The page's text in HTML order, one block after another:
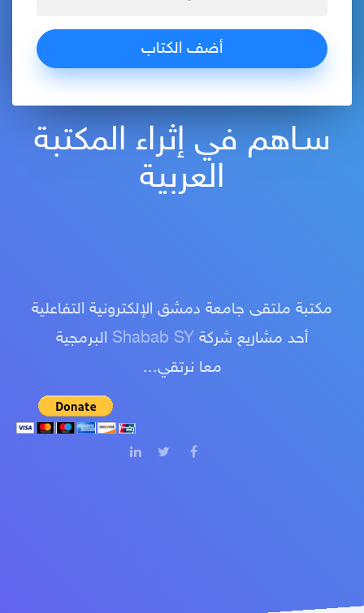
سـاهم في إثراء المكتبة
العربية
مكتبة ملتقى جامعة دمشق الإلكترونية التفاعلية
أحد مشاريع شركة Shabab SY البرمجية
معا نرتقي...